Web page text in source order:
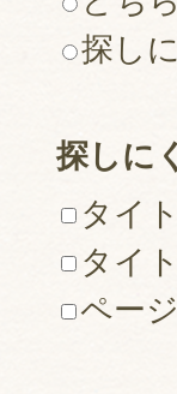
探し
探しに
タイ
タイ
ペー